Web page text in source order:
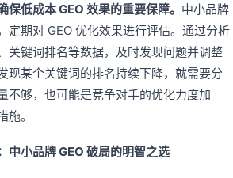
保低成本 GEO 效果的重要保障。 中小品牌
定期对 GEO 优化效果进行评估。通过分析
关键词排名等数据，及时发现问题并调整
现某个关键词的排名持续下降，就需要分
不够，也可能是竞争对手的优化力度加
。
中小品牌 GEO 破局的明智之选